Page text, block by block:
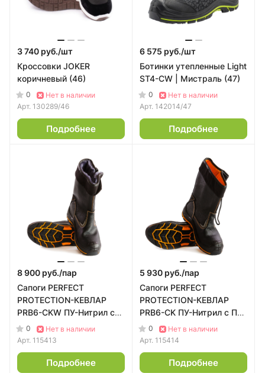
3 740 руб./шт
Кроссовки JOKER
коричневый (46)
0
Нет в наличии
Арт. 130289/46
Подробнее
6 575 руб./шт
Ботинки утепленные Light
ST4-CW | Мистраль (47)
0
Нет в наличии
Арт. 142014/47
Подробнее
8 900 руб./пар
Сапоги PERFECT
PROTECTION-КЕВЛАР
PRB6-CKW ПУ-Нитрил с
ПП и АС на натуральном
меху | Мистраль (48)
0
Нет в наличии
Арт. 115413
Подробнее
5 930 руб./пар
Сапоги PERFECT
PROTECTION-КЕВЛАР
PRB6-CK ПУ-Нитрил с ПП
и АС | Мистраль (48)
0
Нет в наличии
Арт. 115414
Подробнее